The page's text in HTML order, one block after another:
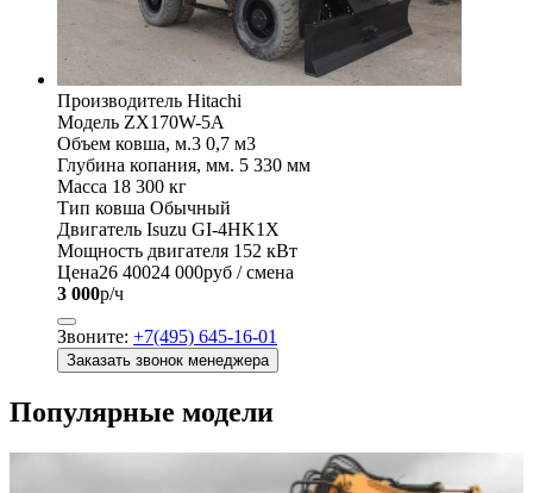
Производитель Hitachi
Модель ZX170W-5A
Объем ковша, м.3 0,7 м3
Глубина копания, мм. 5 330 мм
Масса 18 300 кг
Тип ковша Обычный
Двигатель Isuzu GI-4HK1X
Мощность двигателя 152 кВт
Цена26 40024 000руб / смена
3 000р/ч
Звоните: +7(495) 645-16-01
Заказать звонок менеджера
Популярные модели